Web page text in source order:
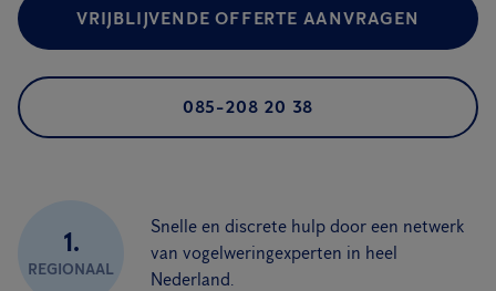
VRIJBLIJVENDE OFFERTE AANVRAGEN
085-208 20 38
1.
REGIONAAL
Snelle en discrete hulp door een netwerk
van vogelweringexperten in heel
Nederland.